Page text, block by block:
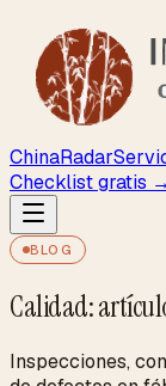
ChinaRadar
Checklist gratis →
BLOG
Calidad:
Inspecciones,